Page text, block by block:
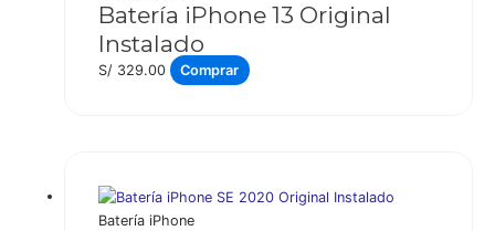
Batería iPhone 13 Original
Instalado
S/ 329.00 Comprar
Batería iPhone